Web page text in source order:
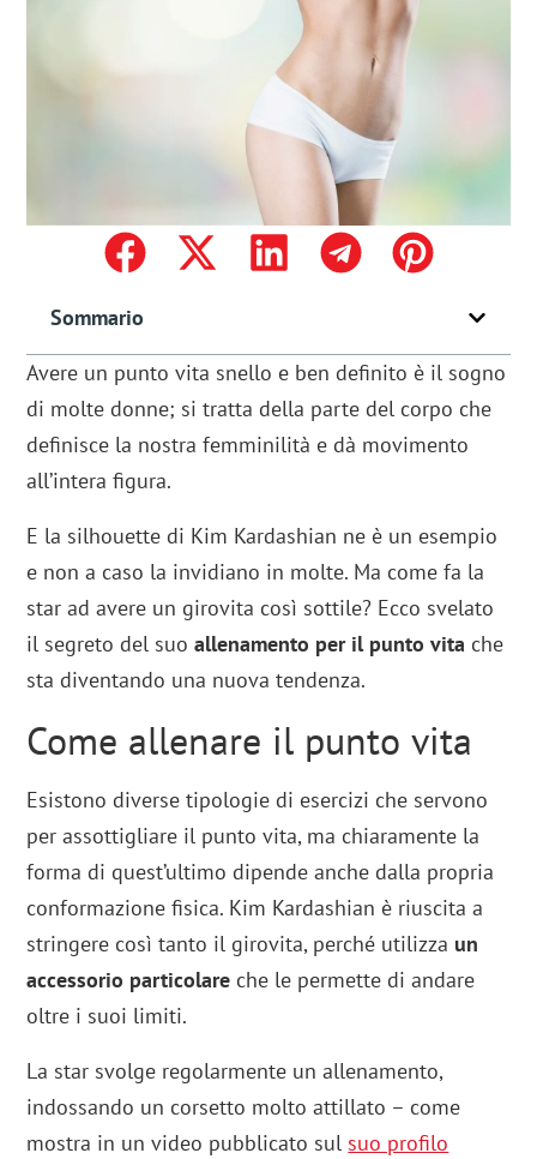
Sommario
Avere un punto vita snello e ben definito è il sogno
di molte donne; si tratta della parte del corpo che
definisce la nostra femminilità e dà movimento
all’intera figura.
E la silhouette di Kim Kardashian ne è un esempio
e non a caso la invidiano in molte. Ma come fa la
star ad avere un girovita così sottile? Ecco svelato
il segreto del suoallenamento per il punto vita che
sta diventando una nuova tendenza.
Come allenare il punto vita
Esistono diverse tipologie di esercizi che servono
per assottigliare il punto vita, ma chiaramente la
forma di quest’ultimo dipende anche dalla propria
conformazione fisica. Kim Kardashian è riuscita a
stringere così tanto il girovita, perché utilizza un
accessorio particolare che le permette di andare
oltre i suoi limiti.
La star svolge regolarmente un allenamento,
indossando un corsetto molto attillato – come
mostra in un video pubblicato sul suo profilo